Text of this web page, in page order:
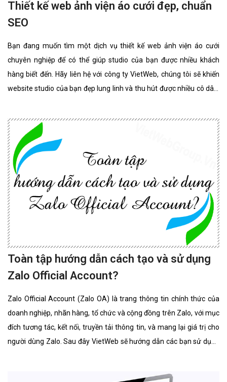
Thiết kế web ảnh viện áo cưới đẹp, chuẩn
SEO
Bạn đang muốn tìm một dịch vụ thiết kế web ảnh viện áo cưới
chuyên nghiệp để có thể giúp studio của bạn được nhiều khách
hàng biết đến. Hãy liên hệ với công ty VietWeb, chúng tôi sẽ khiến
website studio của bạn đẹp lung linh và thu hút được nhiều cô dâu,
Toàn tập hướng dẫn cách tạo và sử dụng
Zalo Official Account?
Zalo Official Account (Zalo OA) là trang thông tin chính thức của
doanh nghiệp, nhãn hàng, tổ chức và cộng đồng trên Zalo, với mục
đích tương tác, kết nối, truyền tải thông tin, và mang lại giá trị cho
người dùng Zalo. Sau đây VietWeb sẽ hướng dẫn các bạn sử dụng